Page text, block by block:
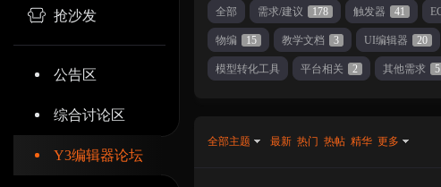
抢沙发
公告区
综合讨论区
Y3编辑器论坛
全部 需求/建议 178 触发器 41
物编 15 教学文档 3 UI编辑器 20
模型转化工具 平台相关 2 其他需求 5
全部主题 最新 热门 热帖 精华 更多